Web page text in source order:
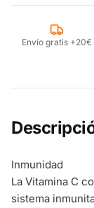
Envío gratis +20€
Inmunidad
La Vitamina C
sistema